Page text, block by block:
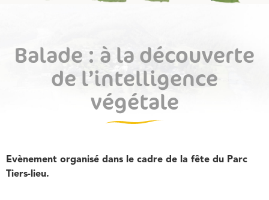
Balade : à la découverte
de l’intelligence
végétale
Evènement organisé dans le cadre de la fête du Parc
Tiers-lieu.